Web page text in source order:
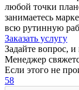
любой точки
занимаетесь
всю рутинную
Заказать услугу
Задайте вопрос,
Менеджер
Если этого не
58